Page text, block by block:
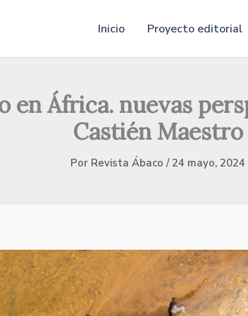
Inicio Proyecto editorial
en África. nuevas
Castién Maestro
Por Revista Ábaco /24 mayo, 2024